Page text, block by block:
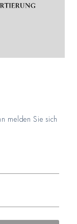
melden Sie sich